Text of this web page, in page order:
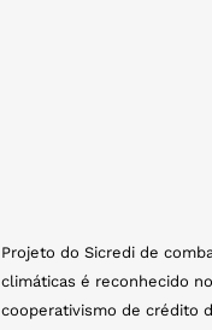
Projeto do Sicredi de
climáticas é reconhecido
cooperativismo de crédito